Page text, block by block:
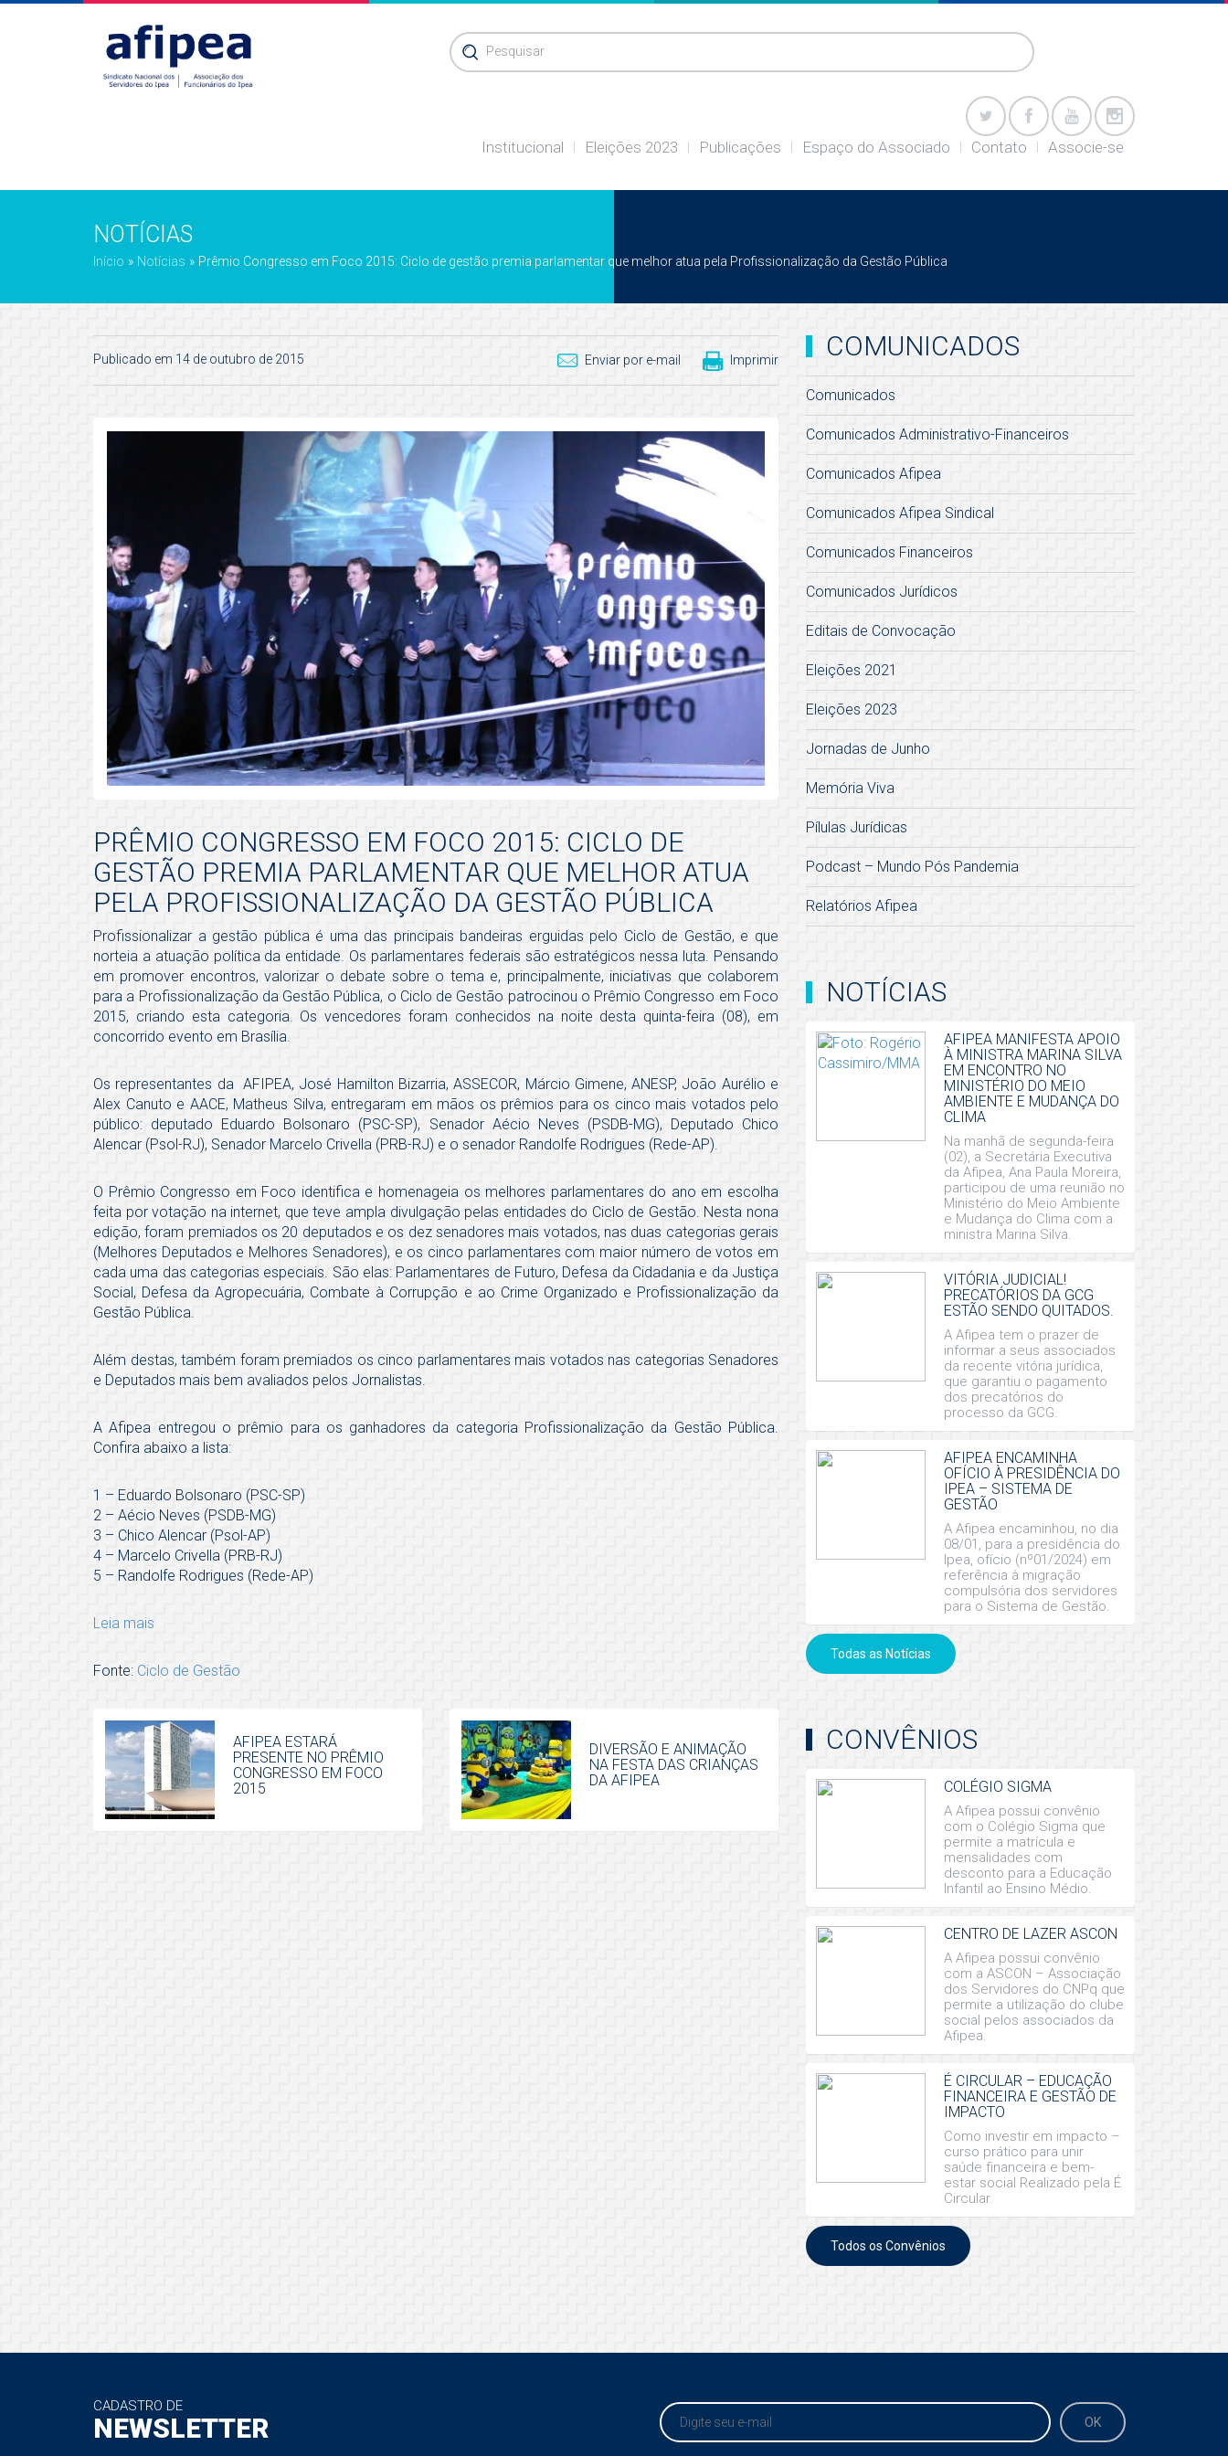
Pesquisar
Institucional Eleições 2023 Publicações Espaço do Associado Contato Associe-se
NOTÍCIAS
Início » Notícias » Prêmio Congresso em Foco 2015: Ciclo de gestão premia parlamentar que melhor atua pela Profissionalização da Gestão Pública
Publicado em 14 de outubro de 2015 Enviar por e-mail Imprimir
PRÊMIO CONGRESSO EM FOCO 2015: CICLO DE
GESTÃO PREMIA PARLAMENTAR QUE MELHOR ATUA
PELA PROFISSIONALIZAÇÃO DA GESTÃO PÚBLICA
Profissionalizar a gestão pública é uma das principais bandeiras erguidas pelo Ciclo de Gestão, e que
norteia a atuação política da entidade. Os parlamentares federais são estratégicos nessa luta. Pensando
em promover encontros, valorizar o debate sobre o tema e, principalmente, iniciativas que colaborem
para a Profissionalização da Gestão Pública, o Ciclo de Gestão patrocinou o Prêmio Congresso em Foco
2015, criando esta categoria. Os vencedores foram conhecidos na noite desta quinta-feira (08), em
concorrido evento em Brasília.
Os representantes da AFIPEA, José Hamilton Bizarria, ASSECOR, Márcio Gimene, ANESP, João Aurélio e
Alex Canuto e AACE, Matheus Silva, entregaram em mãos os prêmios para os cinco mais votados pelo
público: deputado Eduardo Bolsonaro (PSC-SP), Senador Aécio Neves (PSDB-MG), Deputado Chico
Alencar (Psol-RJ), Senador Marcelo Crivella (PRB-RJ) e o senador Randolfe Rodrigues (Rede-AP).
O Prêmio Congresso em Foco identifica e homenageia os melhores parlamentares do ano em escolha
feita por votação na internet, que teve ampla divulgação pelas entidades do Ciclo de Gestão. Nesta nona
edição, foram premiados os 20 deputados e os dez senadores mais votados, nas duas categorias gerais
(Melhores Deputados e Melhores Senadores), e os cinco parlamentares com maior número de votos em
cada uma das categorias especiais. São elas: Parlamentares de Futuro, Defesa da Cidadania e da Justiça
Social, Defesa da Agropecuária, Combate à Corrupção e ao Crime Organizado e Profissionalização da
Gestão Pública.
Além destas, também foram premiados os cinco parlamentares mais votados nas categorias Senadores
e Deputados mais bem avaliados pelos Jornalistas.
A Afipea entregou o prêmio para os ganhadores da categoria Profissionalização da Gestão Pública.
Confira abaixo a lista:
1 – Eduardo Bolsonaro (PSC-SP)
2 – Aécio Neves (PSDB-MG)
3 – Chico Alencar (Psol-AP)
4 – Marcelo Crivella (PRB-RJ)
5 – Randolfe Rodrigues (Rede-AP)
Leia mais
Fonte: Ciclo de Gestão
AFIPEA ESTARÁ
PRESENTE NO PRÊMIO
CONGRESSO EM FOCO
2015
DIVERSÃO E ANIMAÇÃO
NA FESTA DAS CRIANÇAS
DA AFIPEA
COMUNICADOS
Comunicados
Comunicados Administrativo-Financeiros
Comunicados Afipea
Comunicados Afipea Sindical
Comunicados Financeiros
Comunicados Jurídicos
Editais de Convocação
Eleições 2021
Eleições 2023
Jornadas de Junho
Memória Viva
Pílulas Jurídicas
Podcast – Mundo Pós Pandemia
Relatórios Afipea
NOTÍCIAS
AFIPEA MANIFESTA APOIO
À MINISTRA MARINA SILVA
EM ENCONTRO NO
MINISTÉRIO DO MEIO
AMBIENTE E MUDANÇA DO
CLIMA
Na manhã de segunda-feira
(02), a Secretária Executiva
da Afipea, Ana Paula Moreira,
participou de uma reunião no
Ministério do Meio Ambiente
e Mudança do Clima com a
ministra Marina Silva.
VITÓRIA JUDICIAL!
PRECATÓRIOS DA GCG
ESTÃO SENDO QUITADOS.
A Afipea tem o prazer de
informar a seus associados
da recente vitória jurídica,
que garantiu o pagamento
dos precatórios do
processo da GCG.
AFIPEA ENCAMINHA
OFÍCIO À PRESIDÊNCIA DO
IPEA – SISTEMA DE
GESTÃO
A Afipea encaminhou, no dia
08/01, para a presidência do
Ipea, ofício (nº01/2024) em
referência à migração
compulsória dos servidores
para o Sistema de Gestão.
Todas as Notícias
CONVÊNIOS
COLÉGIO SIGMA
A Afipea possui convênio
com o Colégio Sigma que
permite a matrícula e
mensalidades com
desconto para a Educação
Infantil ao Ensino Médio.
CENTRO DE LAZER ASCON
A Afipea possui convênio
com a ASCON – Associação
dos Servidores do CNPq que
permite a utilização do clube
social pelos associados da
Afipea.
É CIRCULAR – EDUCAÇÃO
FINANCEIRA E GESTÃO DE
IMPACTO
Como investir em impacto –
curso prático para unir
saúde financeira e bem-
estar social Realizado pela É
Circular.
Todos os Convênios
CADASTRO DE
NEWSLETTER